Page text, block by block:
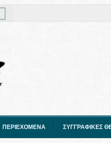
ΠΕΡΙΕΧΟΜΕΝΑ ΣΥΓΓΡΑΦΙΚΕΣ